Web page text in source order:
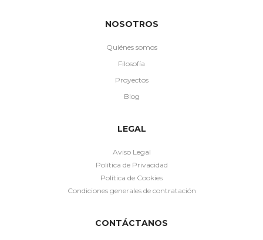
NOSOTROS
Quiénes somos
Filosofía
Proyectos
Blog
LEGAL
Aviso Legal
Política de Privacidad
Política de Cookies
Condiciones generales de contratación
CONTÁCTANOS